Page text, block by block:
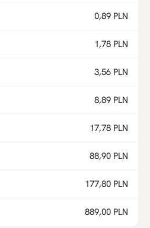
0,89 PLN
1,78 PLN
3,56 PLN
8,89 PLN
17,78 PLN
88,90 PLN
177,80 PLN
889,00 PLN